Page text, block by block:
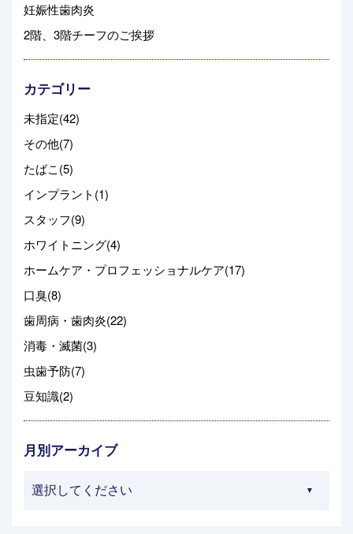
妊娠性歯肉炎
2階、3階チーフのご挨拶
カテゴリー
未指定(42)
その他(7)
たばこ(5)
インプラント(1)
スタッフ(9)
ホワイトニング(4)
ホームケア・プロフェッショナルケア(17)
口臭(8)
歯周病・歯肉炎(22)
消毒・滅菌(3)
虫歯予防(7)
豆知識(2)
月別アーカイブ